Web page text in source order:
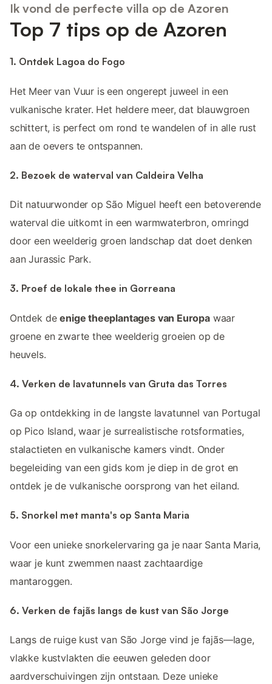
Ik vond de perfecte villa op de Azoren
Top 7 tips op de Azoren
1. Ontdek Lagoa do Fogo
Het Meer van Vuur is een ongerept juweel in een
vulkanische krater. Het heldere meer, dat blauwgroen
schittert, is perfect om rond te wandelen of in alle rust
aan de oevers te ontspannen.
2. Bezoek de waterval van Caldeira Velha
Dit natuurwonder op São Miguel heeft een betoverende
waterval die uitkomt in een warmwaterbron, omringd
door een weelderig groen landschap dat doet denken
aan Jurassic Park.
3. Proef de lokale thee in Gorreana
Ontdek deenige theeplantages van Europawaar
groene en zwarte thee weelderig groeien op de
heuvels.
4. Verken de lavatunnels van Gruta das Torres
Ga op ontdekking in de langste lavatunnel van Portugal
op Pico Island, waar je surrealistische rotsformaties,
stalactieten en vulkanische kamers vindt. Onder
begeleiding van een gids kom je diep in de grot en
ontdek je de vulkanische oorsprong van het eiland.
5. Snorkel met manta's op Santa Maria
Voor een unieke snorkelervaring ga je naar Santa Maria,
waar je kunt zwemmen naast zachtaardige
mantaroggen.
6. Verken de fajãs langs de kust van São Jorge
Langs de ruige kust van São Jorge vind je fajãs—lage,
vlakke kustvlakten die eeuwen geleden door
aardverschuivingen zijn ontstaan. Deze unieke